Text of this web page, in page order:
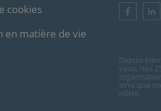
cookies
en matière de vie
Depuis
vous, nos
ainsi que
nôtre.